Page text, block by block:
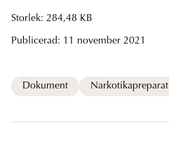
Storlek: 284,48 KB
Publicerad: 11 november 2021
Dokument Narkotikapreparat